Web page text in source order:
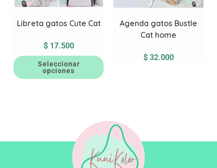
Libreta gatos Cute Cat
$17.500
Seleccionar
opciones
Agenda gatos Bustle
Cat home
$32.000